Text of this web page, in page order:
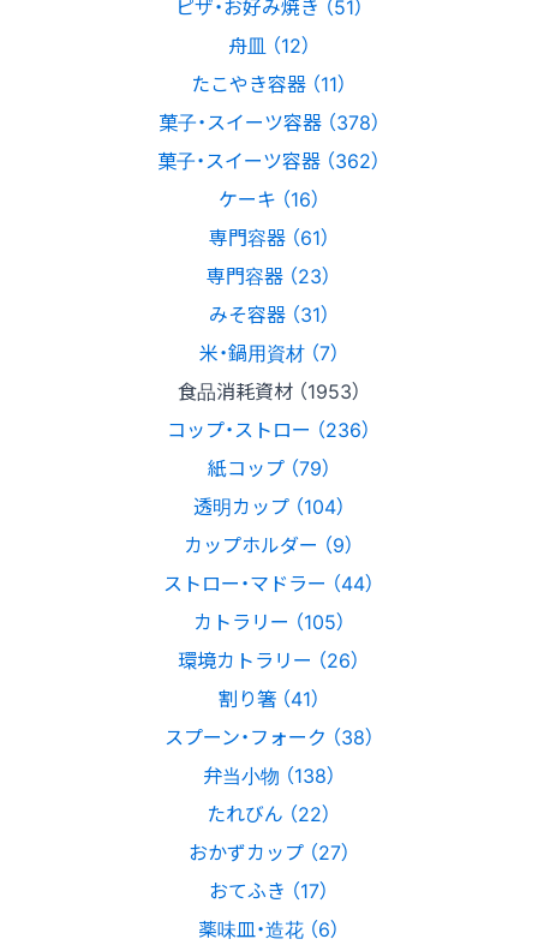
ピザ・お好み焼き （51）
舟皿 （12）
たこやき容器 （11）
菓子・スイーツ容器 （378）
菓子・スイーツ容器 （362）
ケーキ （16）
専門容器 （61）
専門容器 （23）
みそ容器 （31）
米・鍋用資材 （7）
食品消耗資材 （1953）
コップ・ストロー （236）
紙コップ （79）
透明カップ （104）
カップホルダー （9）
ストロー・マドラー （44）
カトラリー （105）
環境カトラリー （26）
割り箸 （41）
スプーン・フォーク （38）
弁当小物 （138）
たれびん （22）
おかずカップ （27）
おてふき （17）
薬味皿・造花 （6）